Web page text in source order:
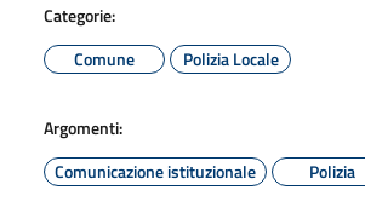
Categorie:
Comune
Polizia Locale
Argomenti:
Comunicazione istituzionale
Polizia